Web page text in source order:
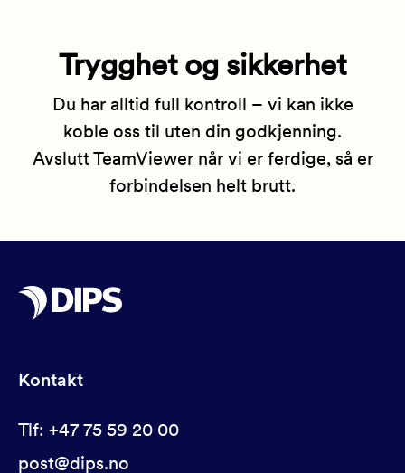
Trygghet og sikkerhet
Du har alltid full kontroll – vi kan ikke
koble oss til uten din godkjenning.
Avslutt TeamViewer når vi er ferdige, så er
forbindelsen helt brutt.
Kontakt
Tlf: +47 75 59 20 00
post@dips.no